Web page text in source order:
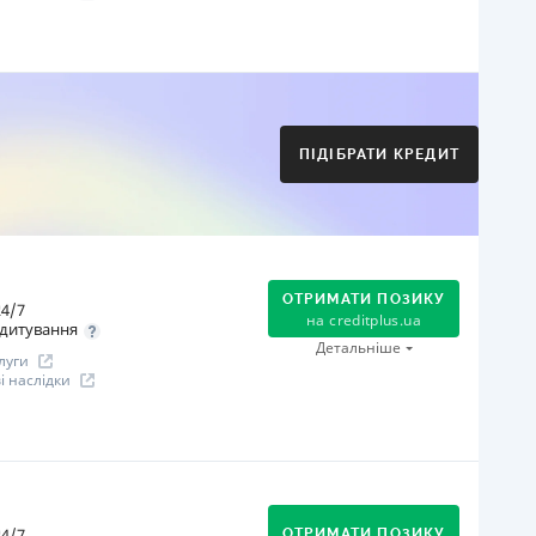
Через термінали самообслуговування
переоформлена 21.03.2024 р.
ПІДІБРАТИ КРЕДИТ
7
ОТРИМАТИ ПОЗИКУ
на creditplus.ua
Детальніше
Онлайн (через сайт або інтернет-банкінг)